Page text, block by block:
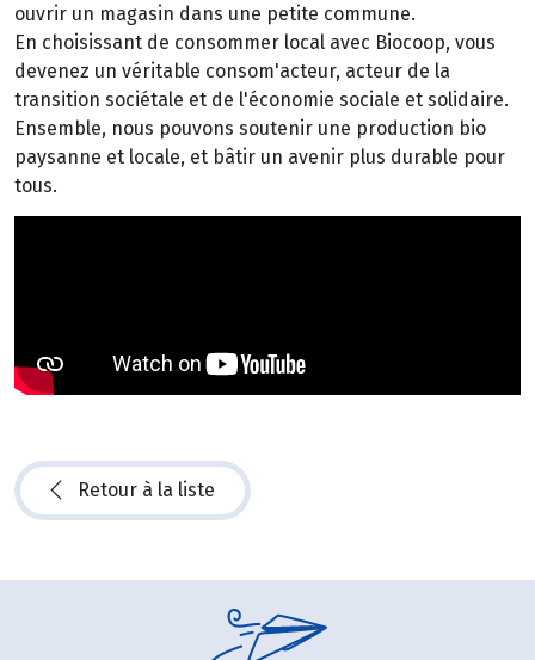
ouvrir un magasin dans une petite commune.
En choisissant de consommer local avec Biocoop, vous
devenez un véritable consom'acteur, acteur de la
transition sociétale et de l'économie sociale et solidaire.
Ensemble, nous pouvons soutenir une production bio
paysanne et locale, et bâtir un avenir plus durable pour
tous.
Retour à la liste